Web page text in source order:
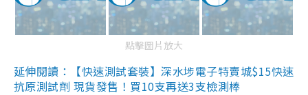
點擊圖片放大
延伸閱讀：【快速測試套裝】深水埗電子特賣城$15快速
抗原測試劑 現貨發售！買10支再送3支檢測棒